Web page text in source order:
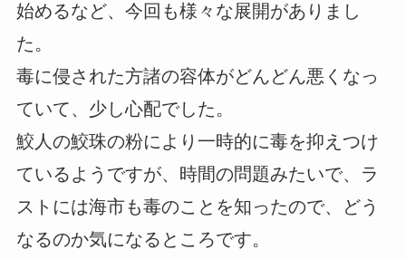
始めるなど、今回も様々な展開がありまし
た。
毒に侵された方諸の容体がどんどん悪くなっ
ていて、少し心配でした。
鮫人の鮫珠の粉により一時的に毒を抑えつけ
ているようですが、時間の問題みたいで、ラ
ストには海市も毒のことを知ったので、どう
なるのか気になるところです。